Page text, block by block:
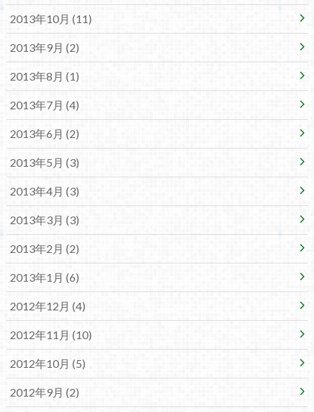
2013年10月 (11)
2013年9月 (2)
2013年8月 (1)
2013年7月 (4)
2013年6月 (2)
2013年5月 (3)
2013年4月 (3)
2013年3月 (3)
2013年2月 (2)
2013年1月 (6)
2012年12月 (4)
2012年11月 (10)
2012年10月 (5)
2012年9月 (2)